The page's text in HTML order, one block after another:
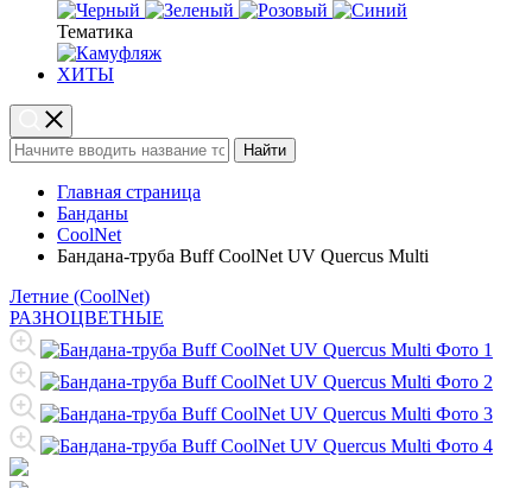
Тематика
ХИТЫ
Найти
Главная страница
Банданы
CoolNet
Бандана-труба Buff CoolNet UV Quercus Multi
Летние (CoolNet)
РАЗНОЦВЕТНЫЕ